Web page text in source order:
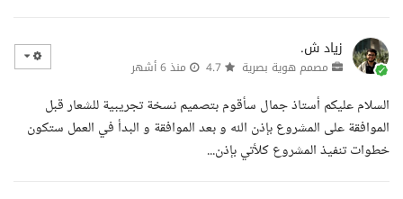
زياد ش.
مصمم هوية بصرية منذ 6 أشهر
السلام عليكم أستاذ جمال سأقوم بتصميم نسخة تجريبية للشعار قبل
الموافقة على المشروع بإذن الله و بعد الموافقة و البدأ في العمل ستكون
خطوات تنفيذ المشروع كلأتي بإذن...